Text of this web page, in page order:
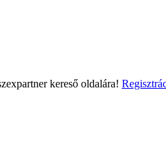
kereső oldalára!